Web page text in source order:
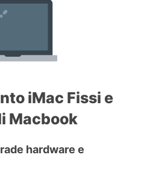
iMac Fissi e
Macbook
hardware e